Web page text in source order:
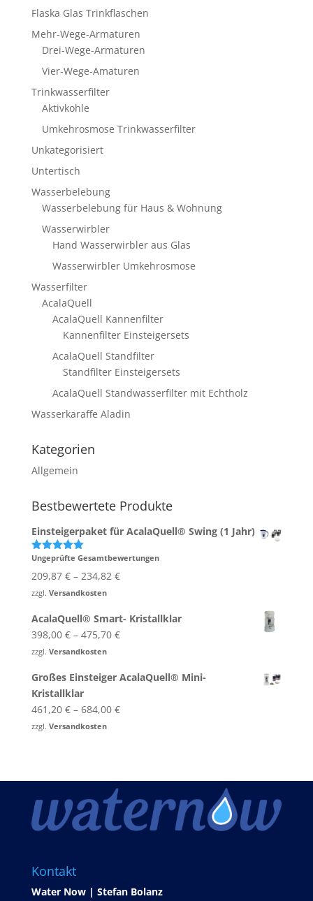
Flaska Glas Trinkflaschen
Mehr-Wege-Armaturen
Drei-Wege-Armaturen
Vier-Wege-Amaturen
Trinkwasserfilter
Aktivkohle
Umkehrosmose Trinkwasserfilter
Unkategorisiert
Untertisch
Wasserbelebung
Wasserbelebung für Haus & Wohnung
Wasserwirbler
Hand Wasserwirbler aus Glas
Wasserwirbler Umkehrosmose
Wasserfilter
AcalaQuell
AcalaQuell Kannenfilter
Kannenfilter Einsteigersets
AcalaQuell Standfilter
Standfilter Einsteigersets
AcalaQuell Standwasserfilter mit Echtholz
Wasserkaraffe Aladin
Kategorien
Allgemein
Bestbewertete Produkte
Einsteigerpaket für AcalaQuell® Swing (1 Jahr)
Bewertet
von 5
Ungeprüfte Gesamtbewertungen
209,87 €– 234,82 €
zzgl. Versandkosten
AcalaQuell® Smart- Kristallklar
398,00 €– 475,70 €
zzgl. Versandkosten
Großes Einsteiger AcalaQuell® Mini-
Kristallklar
461,20 €– 684,00 €
zzgl. Versandkosten
Kontakt
Water Now | Stefan Bolanz